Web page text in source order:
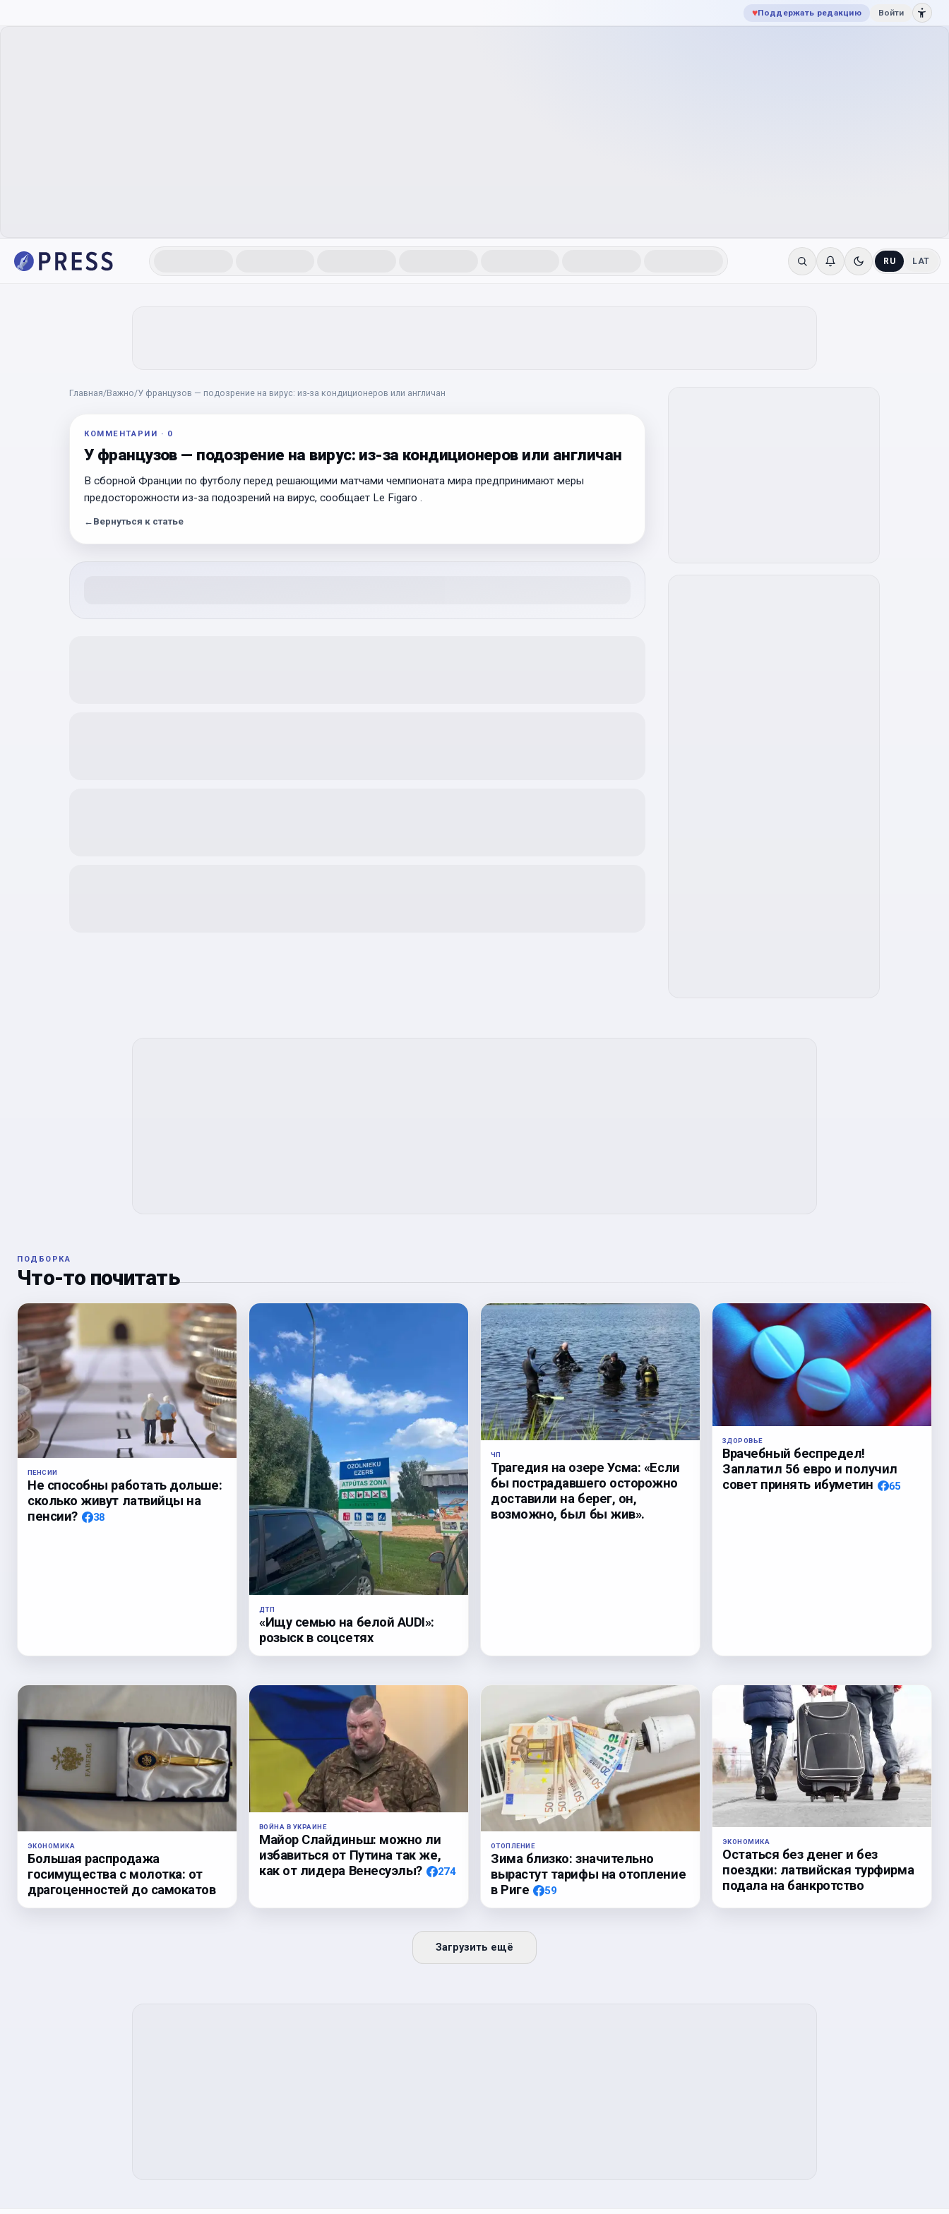
♥Поддержать редакцию Войти
RU LAT
Главная/Важно/У французов — подозрение на вирус: из-за кондиционеров или англичан
КОММЕНТАРИИ · 0
У французов — подозрение на вирус: из-за кондиционеров или англичан
В сборной Франции по футболу перед решающими матчами чемпионата мира предпринимают меры
предосторожности из-за подозрений на вирус, сообщает Le Figaro .
← Вернуться к статье
ПОДБОРКА
Что-то почитать
ПЕНСИИ
Не способны работать дольше:
сколько живут латвийцы на
пенсии?
38
ДТП
«Ищу семью на белой AUDI»:
розыск в соцсетях
ЧП
Трагедия на озере Усма: «Если
бы пострадавшего осторожно
доставили на берег, он,
возможно, был бы жив».
ЗДОРОВЬЕ
Врачебный беспредел!
Заплатил 56 евро и получил
совет принять ибуметин
65
ЭКОНОМИКА
Большая распродажа
госимущества с молотка: от
драгоценностей до самокатов
ВОЙНА В УКРАИНЕ
Майор Слайдиньш: можно ли
избавиться от Путина так же,
как от лидера Венесуэлы?
274
ОТОПЛЕНИЕ
Зима близко: значительно
вырастут тарифы на отопление
в Риге
59
ЭКОНОМИКА
Остаться без денег и без
поездки: латвийская турфирма
подала на банкротство
Загрузить ещё